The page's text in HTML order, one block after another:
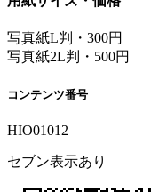
写真紙L判・300円
写真紙2L判・500円
コンテンツ番号
HIO01012
セブン表示あり